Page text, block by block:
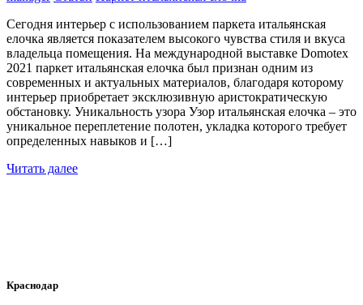
Сегодня интерьер с использованием паркета итальянская
елочка является показателем высокого чувства стиля и вкуса
владельца помещения. На международной выставке Domotex
2021 паркет итальянская елочка был признан одним из
современных и актуальных материалов, благодаря которому
интерьер приобретает эксклюзивную аристократическую
обстановку. Уникальность узора Узор итальянская елочка – это
уникальное переплетение полотен, укладка которого требует
определенных навыков и […]
Читать далее
Краснодар